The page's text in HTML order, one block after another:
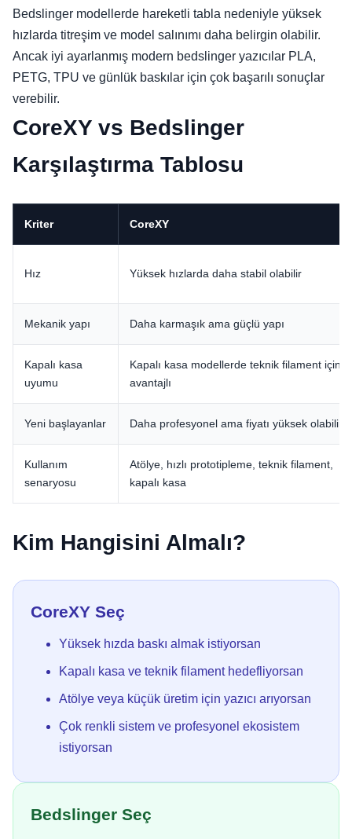
Bedslinger modellerde hareketli tabla nedeniyle yüksek
hızlarda titreşim ve model salınımı daha belirgin olabilir.
Ancak iyi ayarlanmış modern bedslinger yazıcılar PLA,
PETG, TPU ve günlük baskılar için çok başarılı sonuçlar
verebilir.
CoreXY vs Bedslinger
Karşılaştırma Tablosu
Kriter CoreXY
Hız Yüksek hızlarda daha stabil olabilir
Mekanik yapı Daha karmaşık ama güçlü yapı
Kapalı kasa
uyumu
Kapalı kasa modellerde teknik filament için
avantajlı
Yeni başlayanlar Daha profesyonel ama fiyatı yüksek olabilir
Kullanım
senaryosu
Atölye, hızlı prototipleme, teknik filament,
kapalı kasa
Kim Hangisini Almalı?
CoreXY Seç
Yüksek hızda baskı almak istiyorsan
Kapalı kasa ve teknik filament hedefliyorsan
Atölye veya küçük üretim için yazıcı arıyorsan
Çok renkli sistem ve profesyonel ekosistem
istiyorsan
Bedslinger Seç